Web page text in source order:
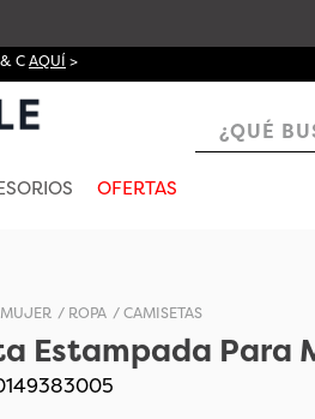
CAQUÍ >
¿QUÉ
OFERTAS
MUJER ROPA CAMISETAS
Estampada Para